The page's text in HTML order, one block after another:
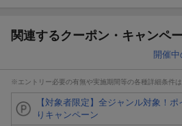
関連するクーポン・キャンペ
開催
※エントリー必要の有無や実施期間等の各種詳細条件
【対象者限定】全ジャンル対象！
りキャンペーン